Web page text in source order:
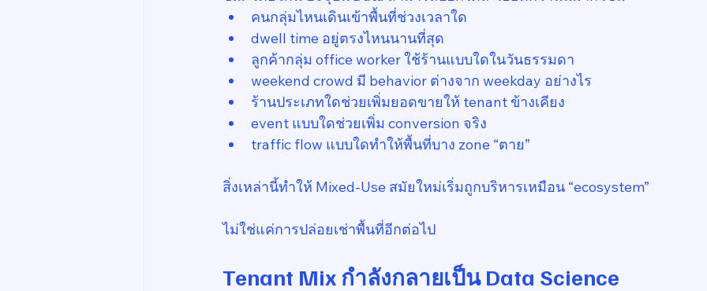
คนกลุ่มไหนเดินเข้าพื้นที่ช่วงเวลาใด
dwell time อยู่ตรงไหนนานที่สุด
ลูกค้ากลุ่ม office worker ใช้ร้านแบบใดในวันธรรมดา
weekend crowd มี behavior ต่างจาก weekday อย่างไร
ร้านประเภทใดช่วยเพิ่มยอดขายให้ tenant ข้างเคียง
event แบบใดช่วยเพิ่ม conversion จริง
traffic flow แบบใดทำให้พื้นที่บาง zone “ตาย”
สิ่งเหล่านี้ทำให้ Mixed-Use สมัยใหม่เริ่มถูกบริหารเหมือน “ecosystem”
ไม่ใช่แค่การปล่อยเช่าพื้นที่อีกต่อไป
Tenant Mix กำลังกลายเป็น Data Science